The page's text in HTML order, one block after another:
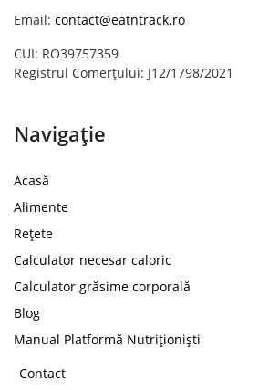
Email: contact@eatntrack.ro
CUI: RO39757359
Registrul Comerțului: J12/1798/2021
Navigație
Acasă
Alimente
Rețete
Calculator necesar caloric
Calculator grăsime corporală
Blog
Manual Platformă Nutriționiști
Contact